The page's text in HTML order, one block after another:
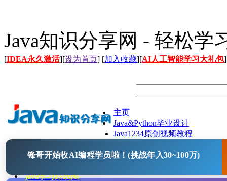
Java知识分享网 - 轻松学
[IDEA永久激活][设为首页] [加入收藏][AI人工智能学习大礼包]
主页
Java&Python毕业设计
Java1234原创视频教程
Java开源项目
java学习路线图
锋哥开始收AI编程学员啦！(挑战年入30~100万)